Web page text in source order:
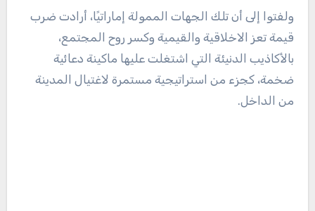
ولفتوا إلى أن تلك الجهات الممولة إماراتيًا، أرادت ضرب
قيمة تعز الاخلاقية والقيمية وكسر روح المجتمع،
بالأكاذيب الدنيئة التي اشتغلت عليها ماكينة دعائية
ضخمة، كجزء من استراتيجية مستمرة لاغتيال المدينة
من الداخل.